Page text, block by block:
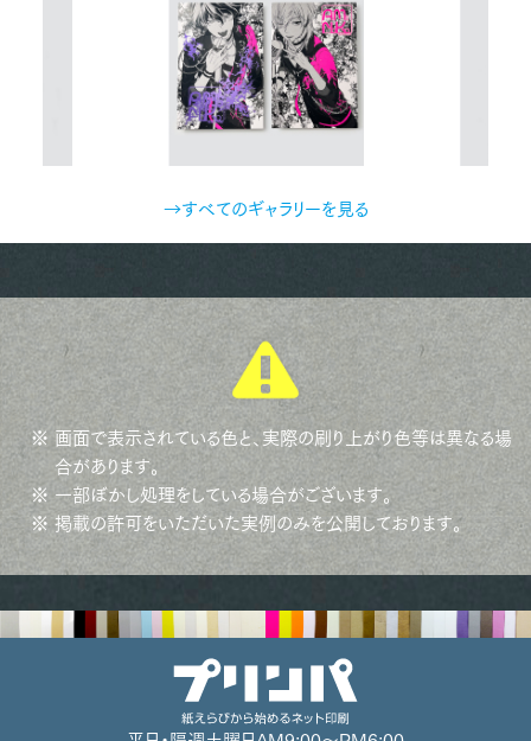
→すべてのギャラリーを見る
※ 画面で表示されている色と、実際の刷り上がり色等は異なる場
合があります。
※ 一部ぼかし処理をしている場合がございます。
※ 掲載の許可をいただいた実例のみを公開しております。